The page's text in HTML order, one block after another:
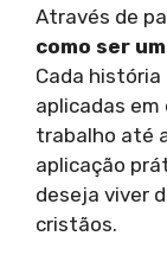
Através de
como ser
Cada
aplicadas
trabalho até
aplicação
deseja viver
cristãos.